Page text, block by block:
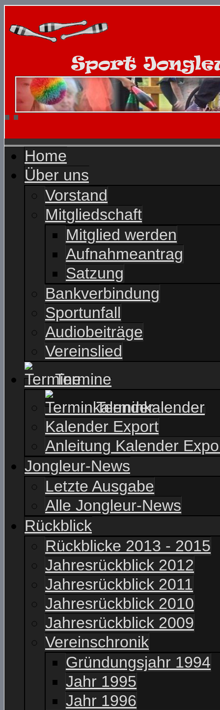
Home
Über uns
Vorstand
Mitgliedschaft
Mitglied werden
Aufnahmeantrag
Satzung
Bankverbindung
Sportunfall
Audiobeiträge
Vereinslied
Termine
Terminkalender
Kalender Export
Anleitung Kalender
Jongleur-News
Letzte Ausgabe
Alle Jongleur-News
Rückblick
Rückblicke 2013 - 2015
Jahresrückblick 2012
Jahresrückblick 2011
Jahresrückblick 2010
Jahresrückblick 2009
Vereinschronik
Gründungsjahr 1994
Jahr 1995
Jahr 1996